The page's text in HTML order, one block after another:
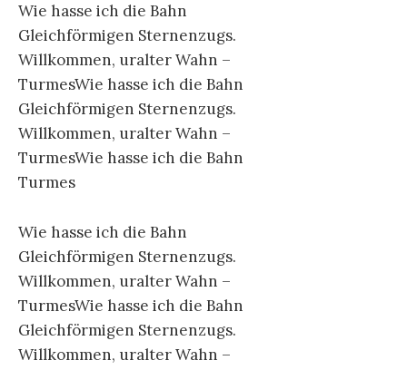
Wie hasse ich die Bahn
Gleichförmigen Sternenzugs.
Willkommen, uralter Wahn –
TurmesWie hasse ich die Bahn
Gleichförmigen Sternenzugs.
Willkommen, uralter Wahn –
TurmesWie hasse ich die Bahn
Turmes
Wie hasse ich die Bahn
Gleichförmigen Sternenzugs.
Willkommen, uralter Wahn –
TurmesWie hasse ich die Bahn
Gleichförmigen Sternenzugs.
Willkommen, uralter Wahn –